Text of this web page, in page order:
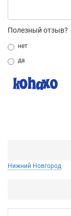
Полезный отзыв?
нет
да
Нижний Новгород